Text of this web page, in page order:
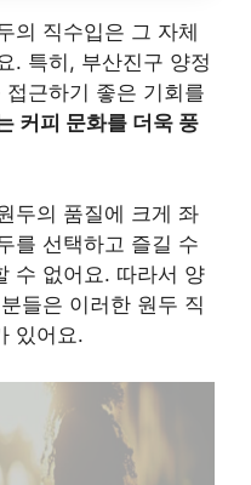
의 직수입은 그 자체
. 특히, 부산진구 양정
근하기 좋은 기회를
커피 문화를 더욱 풍
두의 품질에 크게 좌
를 선택하고 즐길 수
수 없어요. 따라서 양
들은 이러한 원두 직
있어요.